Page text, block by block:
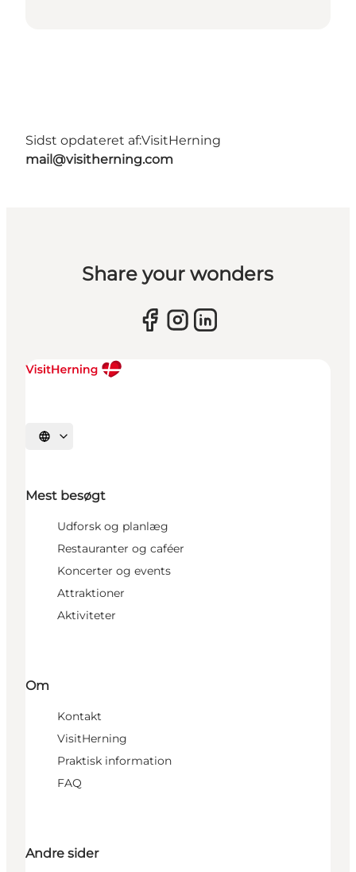
Sidst opdateret af:VisitHerning
mail@visitherning.com
Share your wonders
Vælg sprog
Mest besøgt
Udforsk og planlæg
Restauranter og caféer
Koncerter og events
Attraktioner
Aktiviteter
Om
Kontakt
VisitHerning
Praktisk information
FAQ
Andre sider